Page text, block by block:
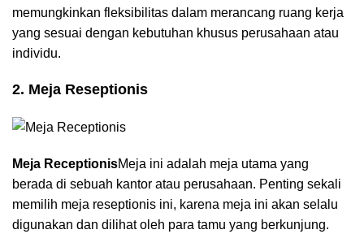
memungkinkan fleksibilitas dalam merancang ruang kerja
yang sesuai dengan kebutuhan khusus perusahaan atau
individu.
2. Meja Reseptionis
Meja ReceptionisMeja ini adalah meja utama yang
berada di sebuah kantor atau perusahaan. Penting sekali
memilih meja reseptionis ini, karena meja ini akan selalu
digunakan dan dilihat oleh para tamu yang berkunjung.